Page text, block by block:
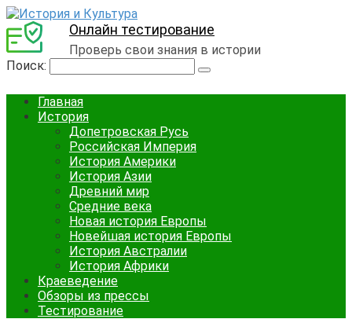
Онлайн тестирование
Проверь свои знания в истории
Поиск:
Главная
История
Допетровская Русь
Российская Империя
История Америки
История Азии
Древний мир
Средние века
Новая история Европы
Новейшая история Европы
История Австралии
История Африки
Краеведение
Обзоры из прессы
Тестирование